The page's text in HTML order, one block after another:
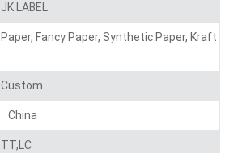
JK LABEL
Paper, Fancy Paper, Synthetic Paper, Kraft
Custom
China
TT,LC